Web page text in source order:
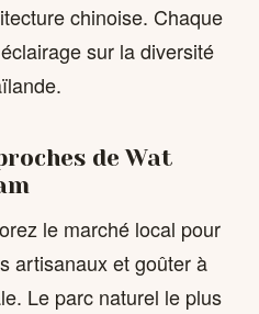
chinoise. Chaque
sur la diversité
de Wat
le marché local pour
artisanaux et goûter à
Le parc naturel le plus